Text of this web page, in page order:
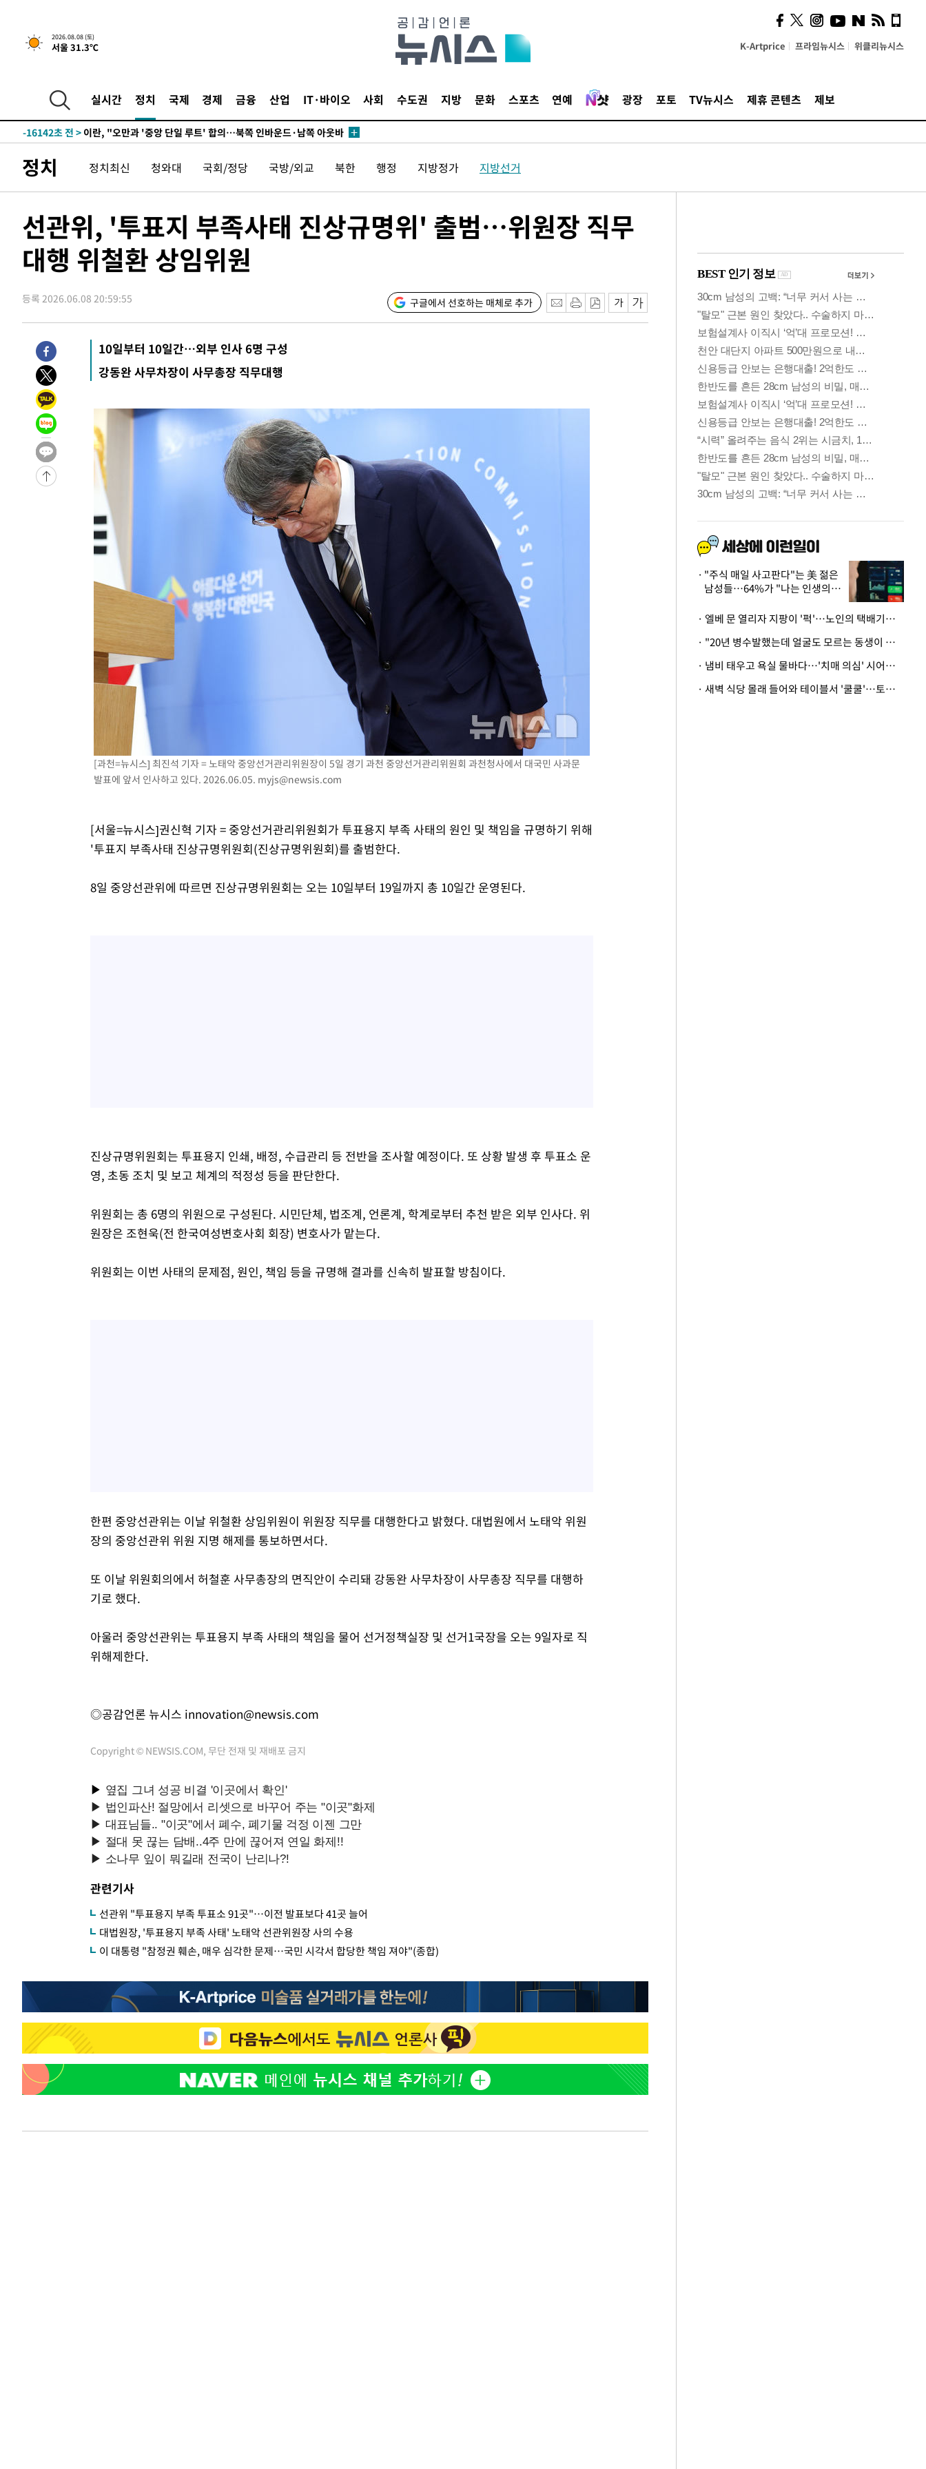
2026.08.08 (토)
서울 31.3℃ K-Artprice 프라임뉴시스 위클리뉴시스
실시간 정치 국제 경제 금융 산업 IT·바이오 사회 수도권 지방 문화 스포츠 연예 광장 포토 TV뉴시스 제휴 콘텐츠 제보
후임
-24607초 전 >이강인, 폭염 속 AT마드리드 첫 훈련…80명 식사 대접까지(종합)
-21746초 전 >미 사업체 일자리, 7월에 2.3만개 순감하고 그 전 2개월 10.3만개
-17057초 전 >
[속보]이 대통령 "부동산 공급 기존 사고방식 매달리지 말고 과감히
-16142초 전 >
운드는 임시"
-7710초 전 > "낮 기온 소폭 하락"…수도권 폭염중대경보, 폭염경보로 하향
포
-7637초 전 >
[단독]중수청 지원 검사들, 정원 초과 시 낮은 계급 임용…희망지 못
-5608초 전 >낮 최고 37도 찜통더위…곳곳 소나기·강원 많은 비[내일날씨]
응"
-770초 전 >여자배구 이재영·이다영 자매, 아제르바이잔 투란VC 입단
-23초 전 >외국인 심판 성 접대 7경기 들여다보니…한국 축구 '5승 2무'
4분 전 >[속보]코스닥, 2.86포인트(0.36%) 내린 798.81마감
5분 전 >[속보]원·달러 환율, 7.7원 내린 1416.1원 마감
7분 전 >[속보] 노원서 40.1도 관측…서울, 2018년 이후 첫 40도
55분 전 >
[속보]종합특검, '계엄 수용공간 확보' 신용해 前교정본부장 기소
1시간 전 >
외신들도 주목한 韓축구 파문…"국민적 공분에 수사 재개"
1시간 전 >
11시간 압수수색에 성접대 파문까지…'쑥대밭' 된 축구협회
1시간 전 >
후임
-24607초 전 >
이강인, 폭염 속 AT마드리드 첫 훈련…80명 식사 대접까지(종합)
-21746초 전 >
미 사업체 일자리, 7월에 2.3만개 순감하고 그 전 2개월 10.3만개
하향수정 (2보)
-21194초 전 >
[속보] 미 사업체, 일자리 7월에 2.3만 개 줄어…실업률은 4.1%로
-17057초 전 >
[속보]이 대통령 "부동산 공급 기존 사고방식 매달리지 말고 과감히
이란, "오만과 '중앙 단일 루트' 합의…북쪽 인바운드·남쪽 아웃바
"낮 기온 소폭 하락"…수도권 폭염중대경보, 폭염경보로 하향
[속보]이 대통령, '호우피해' 안동·의성 관할 4개 면 특별재난지역 선
[단독]중수청 지원 검사들, 정원 초과 시 낮은 계급 임용…희망지 못
낮 최고 37도 찜통더위…곳곳 소나기·강원 많은 비[내일날씨]
SK하이닉스, 용인·청주 팹에 54조 투자…"AI 메모리 수요 선제 대
여자배구 이재영·이다영 자매, 아제르바이잔 투란VC 입단
외국인 심판 성 접대 7경기 들여다보니…한국 축구 '5승 2무'
[속보]코스닥, 2.86포인트(0.36%) 내린 798.81마감
[속보]코스피, 6200선 약보합…0.60% 내린 6258.77에 마쳐
[속보]원·달러 환율, 7.7원 내린 1416.1원 마감
[속보] 노원서 40.1도 관측…서울, 2018년 이후 첫 40도
[속보]종합특검, '계엄 수용공간 확보' 신용해 前교정본부장 기소
외신들도 주목한 韓축구 파문…"국민적 공분에 수사 재개"
11시간 압수수색에 성접대 파문까지…'쑥대밭' 된 축구협회
[속보]규제합리화위원회 부위원장에 김태유 서울대 공대 교수…이병태
정치 정치최신 청와대 국회/정당 국방/외교 북한 행정 지방정가 지방선거
선관위, '투표지 부족사태 진상규명위' 출범…위원장 직무
대행 위철환 상임위원
등록 2026.06.08 20:59:55 구글에서 선호하는 매체로 추가
10일부터 10일간…외부 인사 6명 구성
강동완 사무차장이 사무총장 직무대행
[과천=뉴시스] 최진석 기자 = 노태악 중앙선거관리위원장이 5일 경기 과천 중앙선거관리위원회 과천청사에서 대국민 사과문
발표에 앞서 인사하고 있다. 2026.06.05. myjs@newsis.com
[서울=뉴시스]권신혁 기자 = 중앙선거관리위원회가 투표용지 부족 사태의 원인 및 책임을 규명하기 위해
'투표지 부족사태 진상규명위원회(진상규명위원회)를 출범한다.
8일 중앙선관위에 따르면 진상규명위원회는 오는 10일부터 19일까지 총 10일간 운영된다.
진상규명위원회는 투표용지 인쇄, 배정, 수급관리 등 전반을 조사할 예정이다. 또 상황 발생 후 투표소 운
영, 초동 조치 및 보고 체계의 적정성 등을 판단한다.
위원회는 총 6명의 위원으로 구성된다. 시민단체, 법조계, 언론계, 학계로부터 추천 받은 외부 인사다. 위
원장은 조현욱(전 한국여성변호사회 회장) 변호사가 맡는다.
위원회는 이번 사태의 문제점, 원인, 책임 등을 규명해 결과를 신속히 발표할 방침이다.
한편 중앙선관위는 이날 위철환 상임위원이 위원장 직무를 대행한다고 밝혔다. 대법원에서 노태악 위원
장의 중앙선관위 위원 지명 해제를 통보하면서다.
또 이날 위원회의에서 허철훈 사무총장의 면직안이 수리돼 강동완 사무차장이 사무총장 직무를 대행하
기로 했다.
아울러 중앙선관위는 투표용지 부족 사태의 책임을 물어 선거정책실장 및 선거1국장을 오는 9일자로 직
위해제한다.
◎공감언론 뉴시스 innovation@newsis.com
Copyright © NEWSIS.COM, 무단 전재 및 재배포 금지
관련기사
선관위 "투표용지 부족 투표소 91곳"…이전 발표보다 41곳 늘어
대법원장, '투표용지 부족 사태' 노태악 선관위원장 사의 수용
이 대통령 "참정권 훼손, 매우 심각한 문제…국민 시각서 합당한 책임 져야"(종합)
시, 스마트폰 액세서리에
NFC 더했다
"주식 매일 사고판다"는 美 젊은
남성들…64%가 "나는 인생의
· 엘베 문 열리자 지팡이 '퍽'…노인의 택배기사 폭행 이유
· "20년 병수발했는데 얼굴도 모르는 동생이 유산 절반을"…배다른 형제 상속권 있을까
· 냄비 태우고 욕실 물바다…'치매 의심' 시어머니 검사 권유했다가 '날벼락'
· 새벽 식당 몰래 들어와 테이블서 '쿨쿨'…토사물 남기고 사라진 남성